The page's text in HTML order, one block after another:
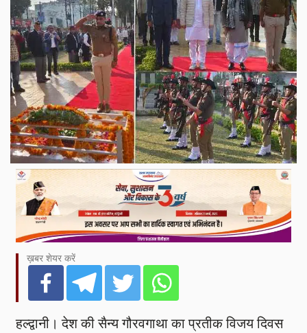
ख़बर शेयर करें
हल्द्वानी। देश की सैन्य गौरवगाथा का प्रतीक विजय दिवस